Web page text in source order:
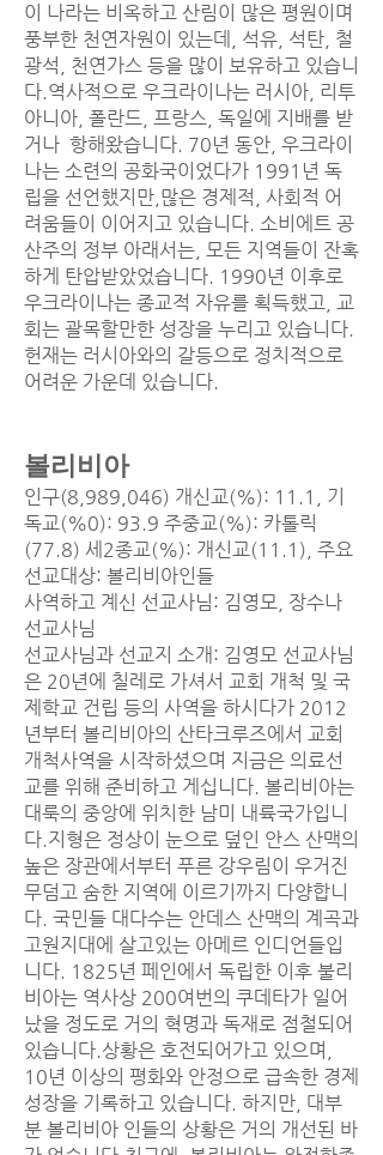
이 나라는 비옥하고 산림이 많은 평원이며
풍부한 천연자원이 있는데, 석유, 석탄, 철
광석, 천연가스 등을 많이 보유하고 있습니
다.역사적으로 우크라이나는 러시아, 리투
아니아, 폴란드, 프랑스, 독일에 지배를 받
거나 항해왔습니다. 70년 동안, 우크라이
나는 소련의 공화국이었다가 1991년 독
립을 선언했지만,많은 경제적, 사회적 어
려움들이 이어지고 있습니다. 소비에트 공
산주의 정부 아래서는, 모든 지역들이 잔혹
하게 탄압받았었습니다. 1990년 이후로
우크라이나는 종교적 자유를 획득했고, 교
회는 괄목할만한 성장을 누리고 있습니다.
헌재는 러시아와의 갈등으로 정치적으로
어려운 가운데 있습니다.
볼리비아
인구(8,989,046) 개신교(%): 11.1, 기
독교(%0): 93.9 주중교(%): 카톨릭
(77.8) 세2종교(%): 개신교(11.1), 주요
선교대상: 볼리비아인들
사역하고 계신 선교사님: 김영모, 장수나
선교사님
선교사님과 선교지 소개: 김영모 선교사님
은 20년에 칠레로 가셔서 교회 개척 및 국
제학교 건립 등의 사역을 하시다가 2012
년부터 볼리비아의 산타크루즈에서 교회
개척사역을 시작하셨으며 지금은 의료선
교를 위해 준비하고 게십니다. 볼리비아는
대룩의 중앙에 위치한 남미 내륙국가입니
다.지형은 정상이 눈으로 덮인 안스 산맥의
높은 장관에서부터 푸른 강우림이 우거진
무덤고 숨한 지역에 이르기까지 다양합니
다. 국민들 대다수는 안데스 산맥의 계곡과
고원지대에 살고있는 아메르 인디언들입
니다. 1825년 페인에서 독립한 이후 불리
비아는 역사상 200여번의 쿠데타가 일어
났을 정도로 거의 혁명과 독재로 점철되어
있습니다.상황은 호전되어가고 있으며,
10년 이상의 평화와 안정으로 급속한 경제
성장을 기록하고 있습니다. 하지만, 대부
분 볼리비아 인들의 상황은 거의 개선된 바